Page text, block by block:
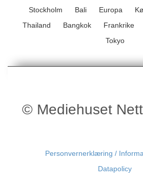
Stockholm
Bali Europa
Thailand
Bangkok Frankrike
Tokyo
© Mediehuset
Personvernerklæring /
Datapolicy